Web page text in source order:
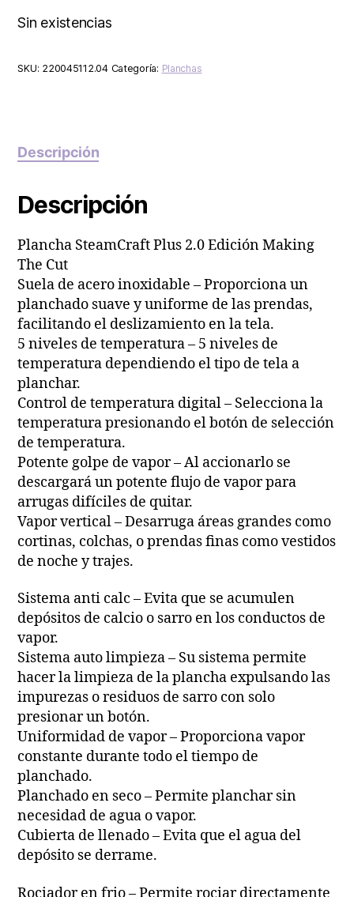
Sin existencias
SKU: 220045112.04 Categoría: Planchas
Descripción
Descripción
Plancha SteamCraft Plus 2.0 Edición Making
The Cut
Suela de acero inoxidable – Proporciona un
planchado suave y uniforme de las prendas,
facilitando el deslizamiento en la tela.
5 niveles de temperatura – 5 niveles de
temperatura dependiendo el tipo de tela a
planchar.
Control de temperatura digital – Selecciona la
temperatura presionando el botón de selección
de temperatura.
Potente golpe de vapor – Al accionarlo se
descargará un potente flujo de vapor para
arrugas difíciles de quitar.
Vapor vertical – Desarruga áreas grandes como
cortinas, colchas, o prendas finas como vestidos
de noche y trajes.
Sistema anti calc – Evita que se acumulen
depósitos de calcio o sarro en los conductos de
vapor.
Sistema auto limpieza – Su sistema permite
hacer la limpieza de la plancha expulsando las
impurezas o residuos de sarro con solo
presionar un botón.
Uniformidad de vapor – Proporciona vapor
constante durante todo el tiempo de
planchado.
Planchado en seco – Permite planchar sin
necesidad de agua o vapor.
Cubierta de llenado – Evita que el agua del
depósito se derrame.
Rociador en frio – Permite rociar directamente